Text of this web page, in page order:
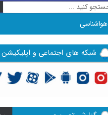
هواشناسی
شبکه های اجتماعی و اپلیکیشن